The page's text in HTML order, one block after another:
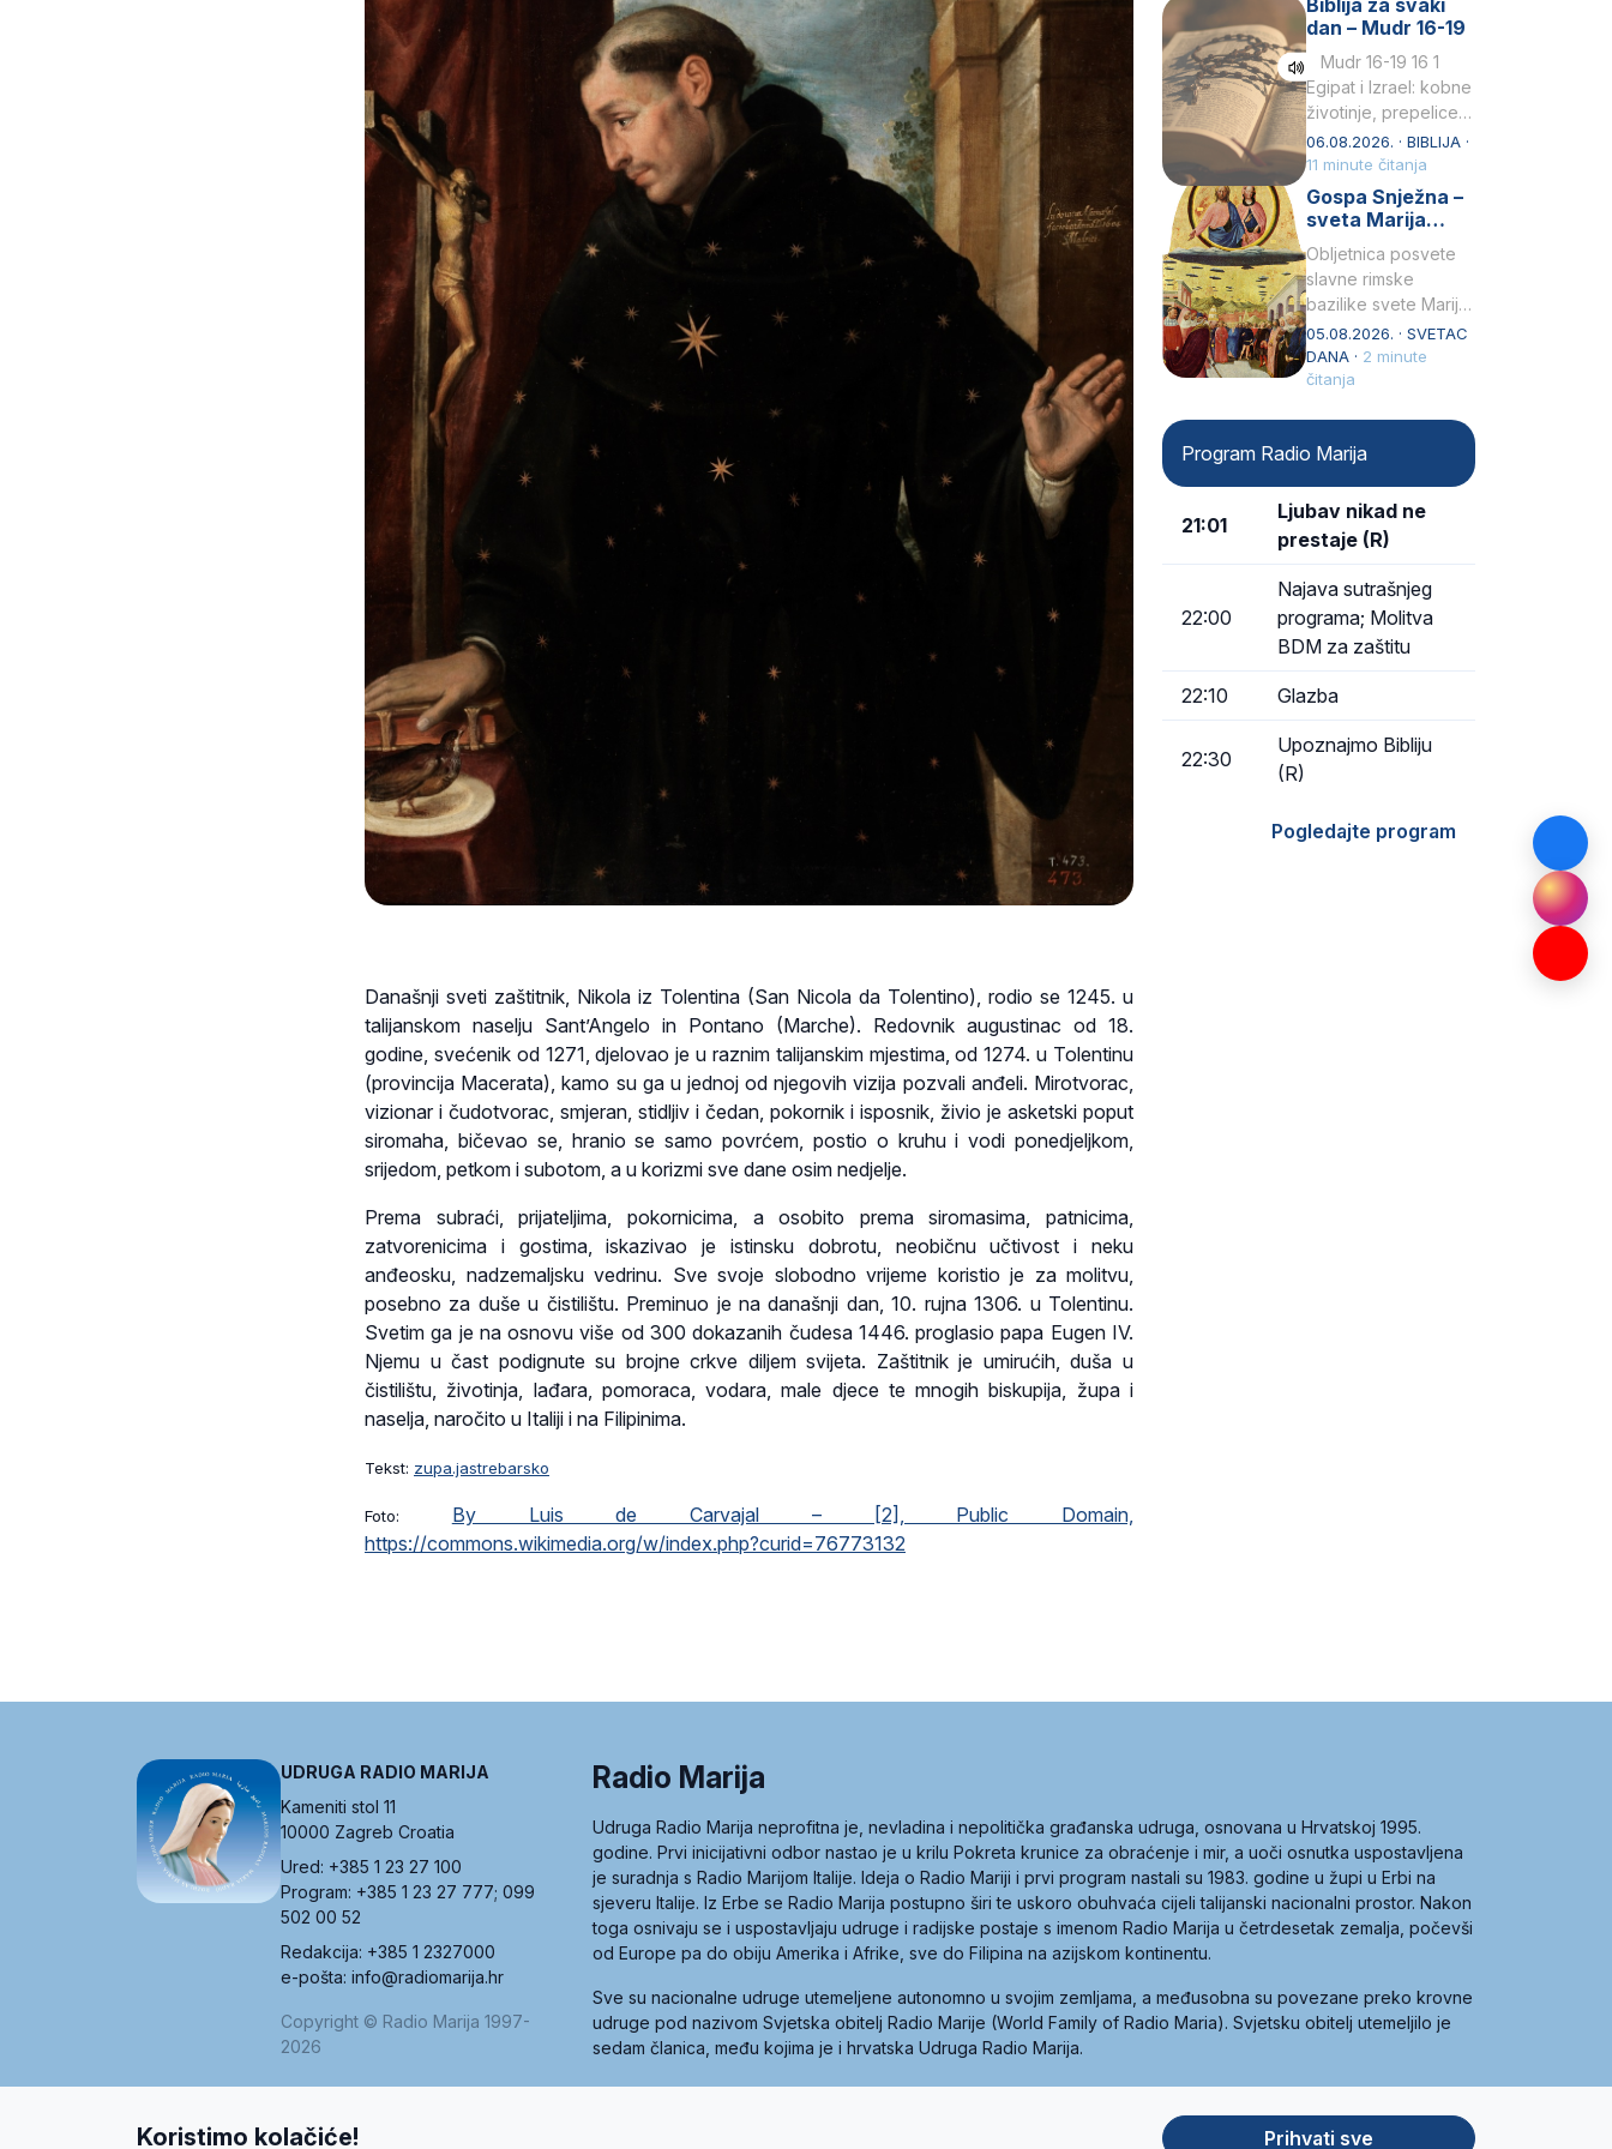
Današnji sveti zaštitnik, Nikola iz Tolentina (San Nicola da Tolentino), rodio se 1245. u
talijanskom naselju Sant’Angelo in Pontano (Marche). Redovnik augustinac od 18.
godine, svećenik od 1271, djelovao je u raznim talijanskim mjestima, od 1274. u Tolentinu
(provincija Macerata), kamo su ga u jednoj od njegovih vizija pozvali anđeli. Mirotvorac,
vizionar i čudotvorac, smjeran, stidljiv i čedan, pokornik i isposnik, živio je asketski poput
siromaha, bičevao se, hranio se samo povrćem, postio o kruhu i vodi ponedjeljkom,
srijedom, petkom i subotom, a u korizmi sve dane osim nedjelje.
Prema subraći, prijateljima, pokornicima, a osobito prema siromasima, patnicima,
zatvorenicima i gostima, iskazivao je istinsku dobrotu, neobičnu učtivost i neku
anđeosku, nadzemaljsku vedrinu. Sve svoje slobodno vrijeme koristio je za molitvu,
posebno za duše u čistilištu. Preminuo je na današnji dan, 10. rujna 1306. u Tolentinu.
Svetim ga je na osnovu više od 300 dokazanih čudesa 1446. proglasio papa Eugen IV.
Njemu u čast podignute su brojne crkve diljem svijeta. Zaštitnik je umirućih, duša u
čistilištu, životinja, lađara, pomoraca, vodara, male djece te mnogih biskupija, župa i
naselja, naročito u Italiji i na Filipinima.
Tekst: zupa.jastrebarsko
Foto: By Luis de Carvajal – [2], Public Domain,
https://commons.wikimedia.org/w/index.php?curid=76773132
Petar u svojoj
drugoj…
Biblija za svaki
dan – Mudr 16-19
Mudr 16-19 16 1
Egipat i Izrael: kobne
životinje, prepelice
Zato bijahu
primjereno kažnjeni
sličnim životinjamai
mučeni mnoštvom
06.08.2026. · BIBLIJA ·
11 minute čitanja
Gospa Snježna –
sveta Marija
Velika, zaštitnica
rimske bazilike
Obljetnica posvete
slavne rimske
bazilike svete Marije
Velike (Santa Maria
Maggiore) u narodu
se slavi kao Gospa
05.08.2026. · SVETAC
DANA · 2 minute
čitanja
Program Radio Marija
21:01
Ljubav nikad ne
prestaje (R)
22:00
Najava sutrašnjeg
programa; Molitva
BDM za zaštitu
22:10 Glazba
22:30
Upoznajmo Bibliju
(R)
Pogledajte program
UDRUGA RADIO MARIJA
Kameniti stol 11
10000 Zagreb Croatia
Ured: +385 1 23 27 100
Program: +385 1 23 27 777; 099
502 00 52
Redakcija: +385 1 2327000
e-pošta: info@radiomarija.hr
Copyright © Radio Marija 1997-
2026
Radio Marija
Udruga Radio Marija neprofitna je, nevladina i nepolitička građanska udruga, osnovana u Hrvatskoj 1995.
godine. Prvi inicijativni odbor nastao je u krilu Pokreta krunice za obraćenje i mir, a uoči osnutka uspostavljena
je suradnja s Radio Marijom Italije. Ideja o Radio Mariji i prvi program nastali su 1983. godine u župi u Erbi na
sjeveru Italije. Iz Erbe se Radio Marija postupno širi te uskoro obuhvaća cijeli talijanski nacionalni prostor. Nakon
toga osnivaju se i uspostavljaju udruge i radijske postaje s imenom Radio Marija u četrdesetak zemalja, počevši
od Europe pa do obiju Amerika i Afrike, sve do Filipina na azijskom kontinentu.
Sve su nacionalne udruge utemeljene autonomno u svojim zemljama, a međusobna su povezane preko krovne
udruge pod nazivom Svjetska obitelj Radio Marije (World Family of Radio Maria). Svjetsku obitelj utemeljilo je
sedam članica, među kojima je i hrvatska Udruga Radio Marija.
Koristimo kolačiće! Prihvati sve